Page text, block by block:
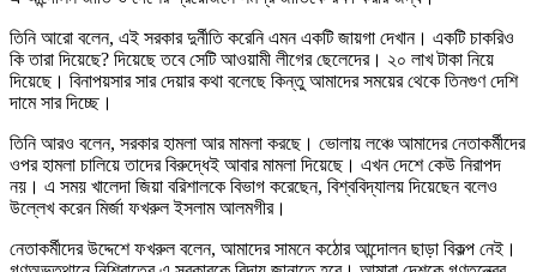
তিনি আরো বলেন, এই সরকার দুর্নীতি করেনি এমন একটি জায়গা দেখান। একটি চাকরিও
কি তারা দিয়েছে? দিয়েছে তবে সেটি আওয়ামী লীগের ছেলেদের। ২০ লাখ টাকা নিয়ে
দিয়েছে। বিনাপয়সার সার দেয়ার কথা বলেছে কিন্তু আমাদের সময়ের থেকে তিনগুণ দেশি
দামে সার দিচ্ছে।
তিনি আরও বলেন, সরকার হামলা আর মামলা করছে। ভোলায় লঞ্চে আমাদের নেতাকর্মীদের
ওপর হামলা চালিয়ে তাদের বিরুদ্ধেই আবার মামলা দিয়েছে। এখন দেশে কেউ নিরাপদ
নয়। এ সময় খালেদা জিয়া বরিশালকে বিভাগ করেছেন, বিশ্ববিদ্যালয় দিয়েছেন বলেও
উল্লেখ করেন মির্জা ফখরুল ইসলাম আলমগীর।
নেতাকর্মীদের উদ্দেশে ফখরুল বলেন, আমাদের সামনে কঠোর আন্দোলন ছাড়া বিকল্প নেই।